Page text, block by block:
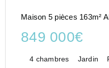
Maison 5 pièces 163m²
849 000€
4 chambres Jardin